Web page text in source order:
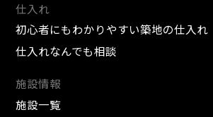
仕入れ
初心者にもわかりやすい築地の仕入れ
仕入れなんでも相談
施設情報
施設一覧